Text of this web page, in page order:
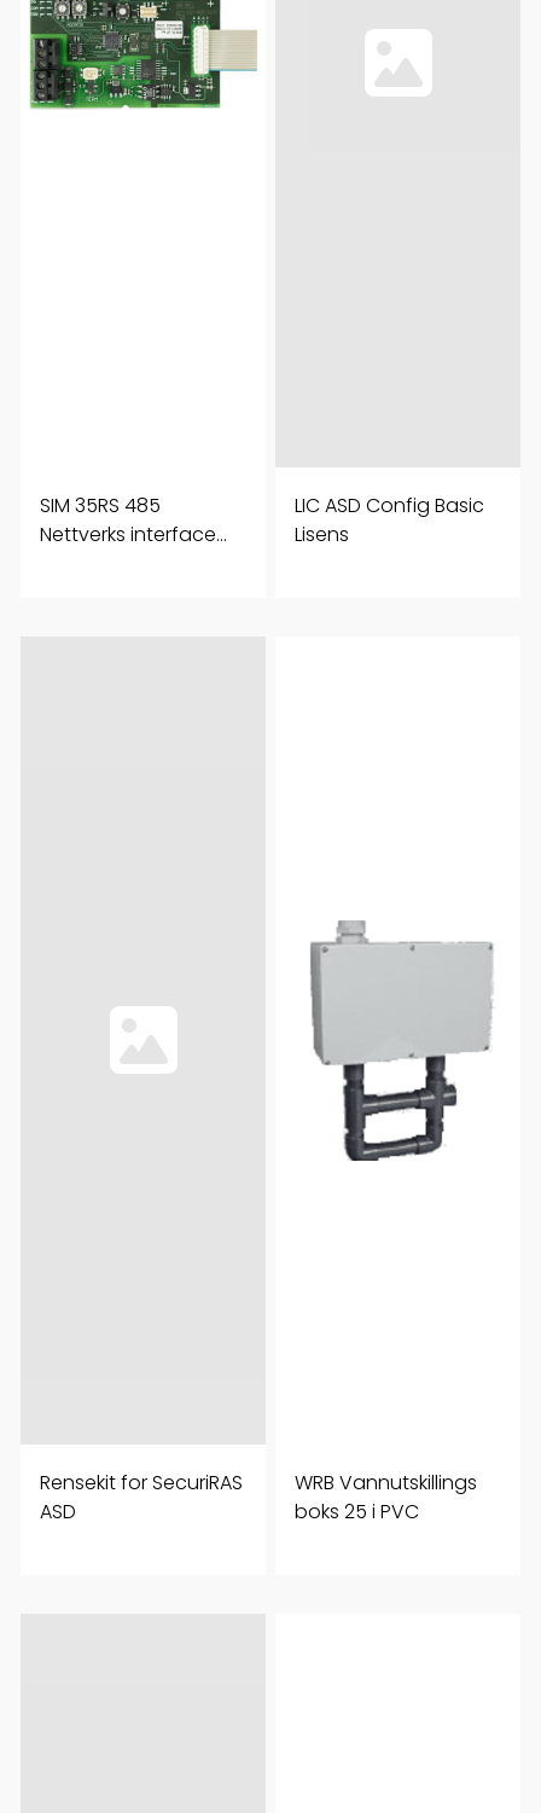
SIM 35RS 485
Nettverks interface
LIC ASD Config Basic
Lisens
Rensekit for SecuriRAS
ASD
WRB Vannutskillings
boks 25 i PVC